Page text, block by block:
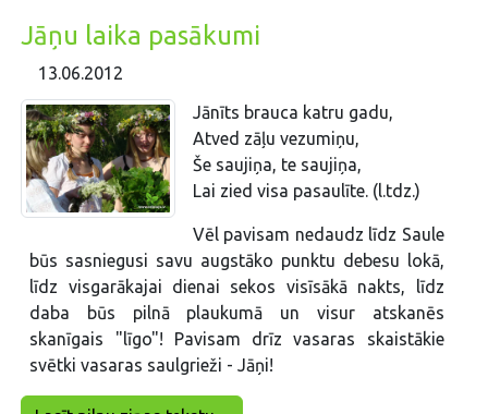
Jāņu laika pasākumi
13.06.2012
Jānīts brauca katru gadu,
Atved zāļu vezumiņu,
Še saujiņa, te saujiņa,
Lai zied visa pasaulīte. (l.tdz.)
Vēl pavisam nedaudz līdz Saule
būs sasniegusi savu augstāko punktu debesu lokā,
līdz visgarākajai dienai sekos visīsākā nakts, līdz
daba būs pilnā plaukumā un visur atskanēs
skanīgais "līgo"! Pavisam drīz vasaras skaistākie
svētki vasaras saulgrieži - Jāņi!